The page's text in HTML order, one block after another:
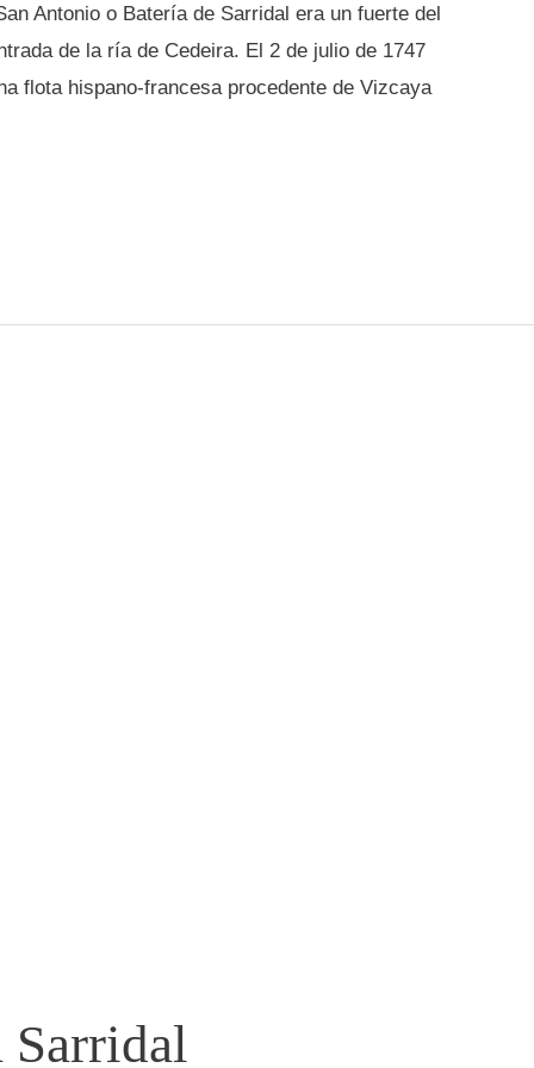
Antonio o Batería de Sarridal era un fuerte del
de la ría de Cedeira. El 2 de julio de 1747
flota hispano-francesa procedente de Vizcaya
Sarridal